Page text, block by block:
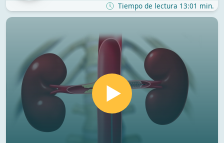
Tiempo de lectura 13:01 min.